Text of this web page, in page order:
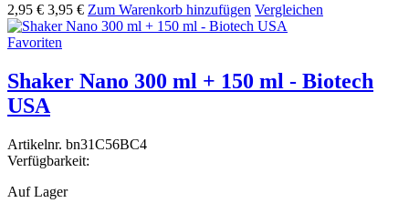
2,95 € 3,95 € Zum Warenkorb hinzufügen Vergleichen
Favoriten
Shaker Nano 300 ml + 150 ml - Biotech
USA
Artikelnr. bn31C56BC4
Verfügbarkeit:
Auf Lager